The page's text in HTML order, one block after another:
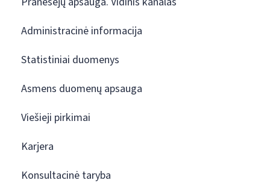
Administracinė informacija
Statistiniai duomenys
Asmens duomenų apsauga
Viešieji pirkimai
Karjera
Konsultacinė taryba